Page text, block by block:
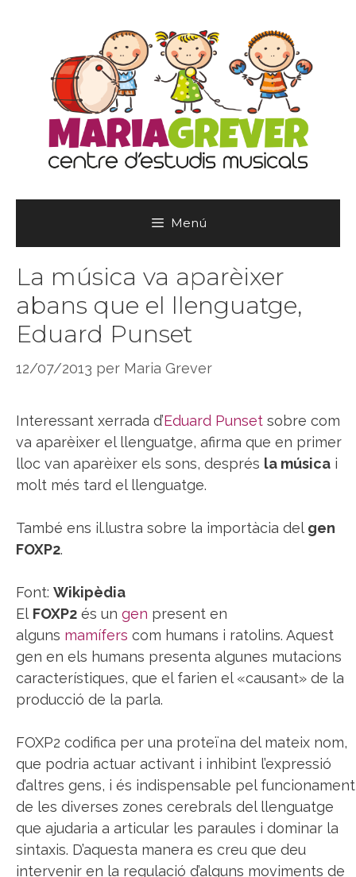
Menú
La música va aparèixer
abans que el llenguatge,
Eduard Punset
12/07/2013 per Maria Grever
Interessant xerrada d’Eduard Punset sobre com
va aparèixer el llenguatge, afirma que en primer
lloc van aparèixer els sons, després la música i
molt més tard el llenguatge.
També ens il.lustra sobre la importàcia delgen
FOXP2.
Font: Wikipèdia
El FOXP2 és un gen present en
alguns mamífers com humans i ratolins. Aquest
gen en els humans presenta algunes mutacions
característiques, que el farien el «causant» de la
producció de la parla.
FOXP2 codifica per una proteïna del mateix nom,
que podria actuar activant i inhibint l’expressió
d’altres gens, i és indispensable pel funcionament
de les diverses zones cerebrals del llenguatge
que ajudaria a articular les paraules i dominar la
sintaxis. D’aquesta manera es creu que deu
intervenir en la regulació d’alguns moviments de